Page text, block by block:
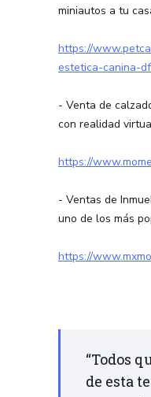
miniautos a tu
https://
estetica-canina-
- Venta de
con realidad
https://
- Ventas de
uno de los más
https://
“Todos
de esta